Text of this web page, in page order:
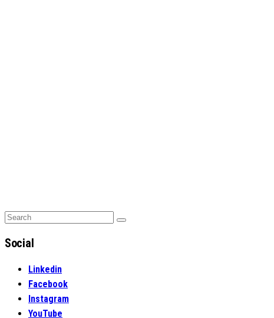
Search
Search
Social
Linkedin
Facebook
Instagram
YouTube